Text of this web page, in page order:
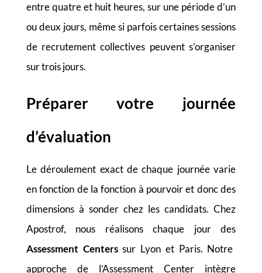
entre quatre et huit heures, sur une période d’un
ou deux jours, même si parfois certaines sessions
de recrutement collectives peuvent s’organiser
sur trois jours.
Préparer votre journée
d’évaluation
Le déroulement exact de chaque journée varie
en fonction de la fonction à pourvoir et donc des
dimensions à sonder chez les candidats. Chez
Apostrof, nous réalisons chaque jour des
Assessment Centerssur Lyon et Paris. Notre
approche de l’Assessment Center intègre